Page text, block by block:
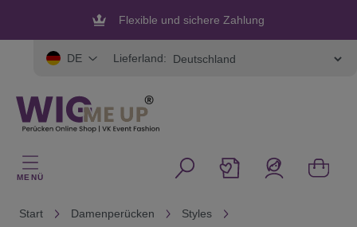
Flexible und sichere Zahlung
DE Lieferland:
MENÜ
Start Damenperücken
Styles